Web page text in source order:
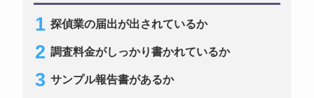
探偵業の届出が出されているか
調査料金がしっかり書かれているか
サンプル報告書があるか